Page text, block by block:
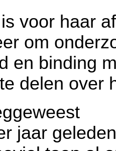
voor haar
om
en binding
delen over
jaar